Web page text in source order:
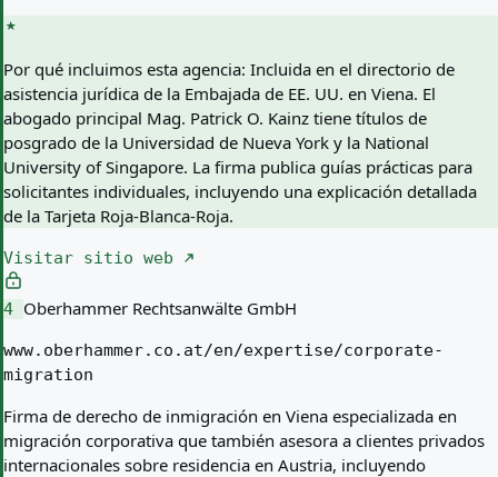
Por qué incluimos esta agencia: Incluida en el directorio de
asistencia jurídica de la Embajada de EE. UU. en Viena. El
abogado principal Mag. Patrick O. Kainz tiene títulos de
posgrado de la Universidad de Nueva York y la National
University of Singapore. La firma publica guías prácticas para
solicitantes individuales, incluyendo una explicación detallada
de la Tarjeta Roja-Blanca-Roja.
Visitar sitio web
4 Oberhammer Rechtsanwälte GmbH
www.oberhammer.co.at/en/expertise/corporate-
migration
Firma de derecho de inmigración en Viena especializada en
migración corporativa que también asesora a clientes privados
internacionales sobre residencia en Austria, incluyendo